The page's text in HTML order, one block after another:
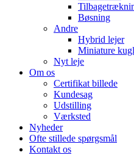
Bøsning
Andre
Hybrid lejer
Miniature
Nyt leje
Om os
Certifikat billede
Kundesag
Udstilling
Værksted
Nyheder
Ofte stillede spørgsmål
Kontakt os